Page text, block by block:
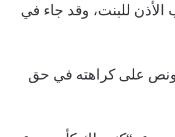
للبنت، وقد جاء في
ونص على كراهته في حق